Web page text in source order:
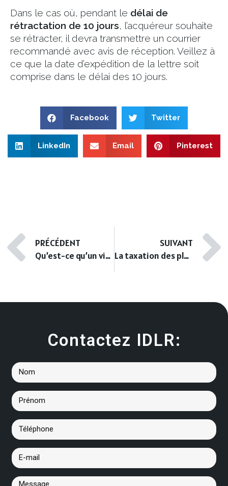
Dans le cas où, pendant le délai de
rétractation de 10 jours, l’acquéreur souhaite
se rétracter, il devra transmettre un courrier
recommandé avec avis de réception. Veillez à
ce que la date d’expédition de la lettre soit
comprise dans le délai des 10 jours.
Facebook Twitter
LinkedIn Email Pinterest
PRÉCÉDENT
Qu’est-ce qu’un vice caché ?
SUIVANT
La taxation des plus-values immobilières
Contactez IDLR: